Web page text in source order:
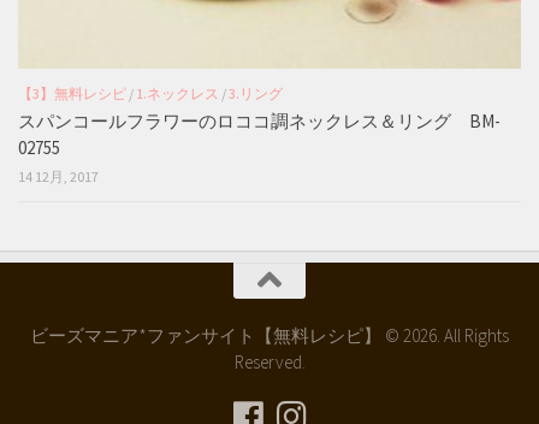
【3】無料レシピ / 1.ネックレス /3.リング
スパンコールフラワーのロココ調ネックレス＆リング BM-
02755
14 12月, 2017
ビーズマニア*ファンサイト【無料レシピ】 © 2026. All Rights
Reserved.